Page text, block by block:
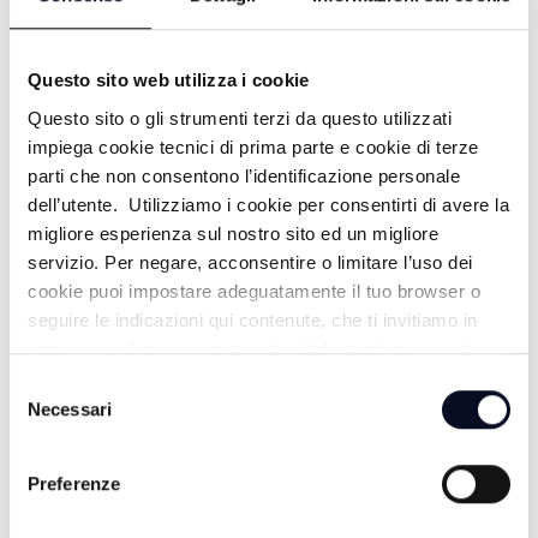
Questo sito web utilizza i cookie
Questo sito o gli strumenti terzi da questo utilizzati
impiega cookie tecnici di prima parte e cookie di terze
parti che non consentono l’identificazione personale
dell’utente. Utilizziamo i cookie per consentirti di avere la
migliore esperienza sul nostro sito ed un migliore
servizio. Per negare, acconsentire o limitare l’uso dei
cookie puoi impostare adeguatamente il tuo browser o
seguire le indicazioni qui contenute, che ti invitiamo in
ogni caso a leggere per maggiori informazioni in materia
delNecessari
Preferenze
FOCUS TRASPORTATI NEL FUTURO -
05/06/2026
2 MESI FA